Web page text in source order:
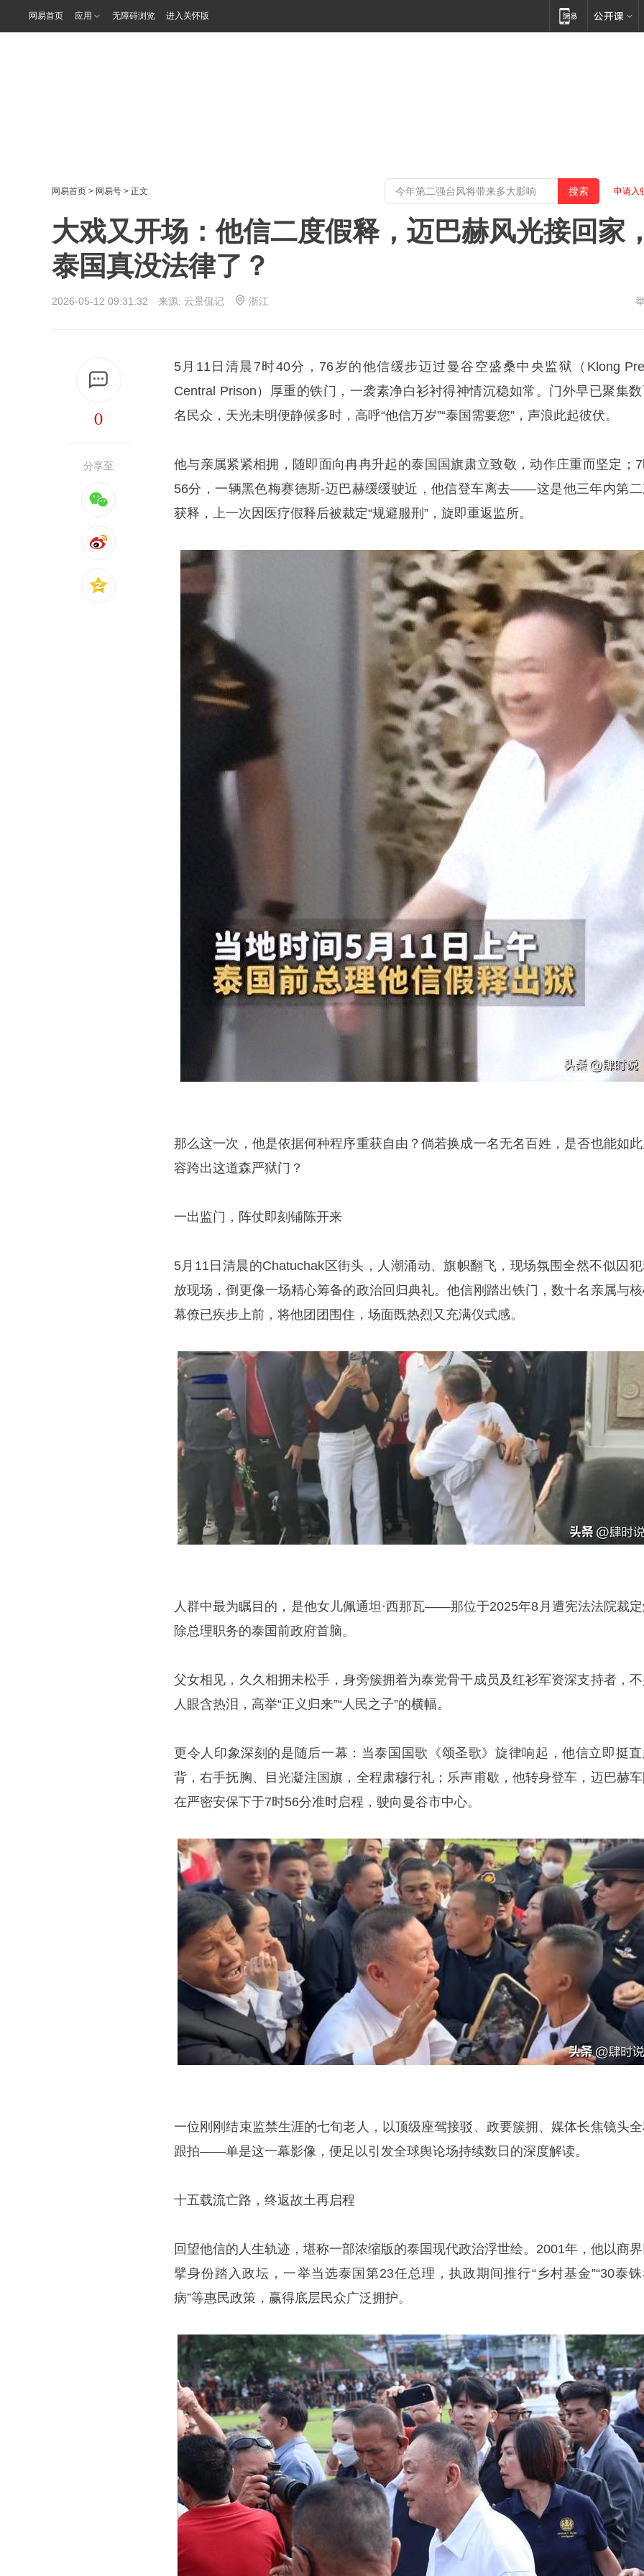
网易首页 应用 无障碍浏览 进入关怀版
网易首页 > 网易号 > 正文 申请入
大戏又开场：他信二度假释，迈巴赫风光接回家
泰国真没法律了？
2026-05-12 09:31:32 来源: 云景侃记 浙江
0
分享至
5月11日清晨7时40分，76岁的他信缓步迈过曼谷空盛桑中央监狱（Klong
Central Prison）厚重的铁门，一袭素净白衫衬得神情沉稳如常。门外早已聚集
名民众，天光未明便静候多时，高呼“他信万岁”“泰国需要您”，声浪此起彼伏。
他与亲属紧紧相拥，随即面向冉冉升起的泰国国旗肃立致敬，动作庄重而坚定；
56分，一辆黑色梅赛德斯-迈巴赫缓缓驶近，他信登车离去——这是他三年内第
获释，上一次因医疗假释后被裁定“规避服刑”，旋即重返监所。
那么这一次，他是依据何种程序重获自由？倘若换成一名无名百姓，是否也能如
容跨出这道森严狱门？
一出监门，阵仗即刻铺陈开来
5月11日清晨的Chatuchak区街头，人潮涌动、旗帜翻飞，现场氛围全然不似囚
放现场，倒更像一场精心筹备的政治回归典礼。他信刚踏出铁门，数十名亲属与
幕僚已疾步上前，将他团团围住，场面既热烈又充满仪式感。
人群中最为瞩目的，是他女儿佩通坦·西那瓦——那位于2025年8月遭宪法法院裁
除总理职务的泰国前政府首脑。
父女相见，久久相拥未松手，身旁簇拥着为泰党骨干成员及红衫军资深支持者，
人眼含热泪，高举“正义归来”“人民之子”的横幅。
更令人印象深刻的是随后一幕：当泰国国歌《颂圣歌》旋律响起，他信立即挺
背，右手抚胸、目光凝注国旗，全程肃穆行礼；乐声甫歇，他转身登车，迈巴赫
在严密安保下于7时56分准时启程，驶向曼谷市中心。
一位刚刚结束监禁生涯的七旬老人，以顶级座驾接驳、政要簇拥、媒体长焦镜头
跟拍——单是这一幕影像，便足以引发全球舆论场持续数日的深度解读。
十五载流亡路，终返故土再启程
回望他信的人生轨迹，堪称一部浓缩版的泰国现代政治浮世绘。2001年，他以商
擘身份踏入政坛，一举当选泰国第23任总理，执政期间推行“乡村基金”“30泰
病”等惠民政策，赢得底层民众广泛拥护。